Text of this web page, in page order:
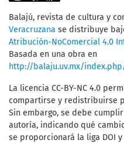
Balajú, revista de cultura y
Veracruzana se distribuye
Atribución-NoComercial 4.0
Basada en una obra en
http://balaju.uv.mx/
La licencia CC-BY-NC 4.0
compartirse y redistribuirse
Sin embargo, se debe
autoría, indicando qué
se proporcionará la liga DOI